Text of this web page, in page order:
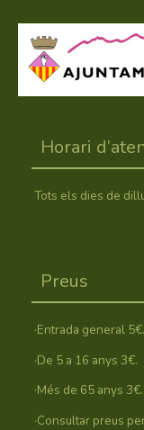
Horari
Tots els dies de
Preus
·Entrada general 5€.
·De 5 a 16 anys 3€.
·Més de 65 anys 3€.
·Consultar preus